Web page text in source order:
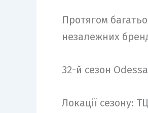
Протягом
незалежних
32-й сезон
Локації сезону: